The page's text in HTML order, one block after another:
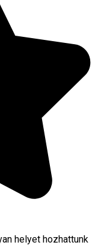
helyet hozhattunk